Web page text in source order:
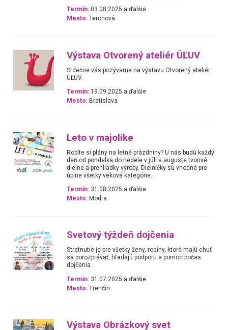
Termín: 03.08.2025 a ďalšie
Mesto: Terchová
Výstava Otvorený ateliér ÚĽUV
Srdečne vás pozývame na výstavu Otvorený ateliér
ÚĽUV.
Termín: 19.09.2025 a ďalšie
Mesto: Bratislava
Leto v majolike
Robíte si plány na letné prázdniny? U nás budú každý
deň od pondelka do nedele v júli a auguste tvorivé
dielne a prehliadky výroby. Dielničky sú vhodné pre
úplne všetky vekové kategórie.
Termín: 31.08.2025 a ďalšie
Mesto: Modra
Svetový týždeň dojčenia
Stretnutie je pre všetky ženy, rodiny, ktoré majú chuť
sa porozprávať, hľadajú podporu a pomoc počas
dojčenia.
Termín: 31.07.2025 a ďalšie
Mesto: Trenčín
Výstava Obrázkový svet